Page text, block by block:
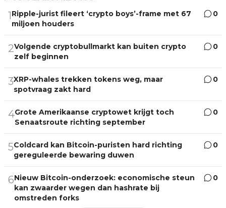
1Ripple-jurist fileert ‘crypto boys’-frame met 67
miljoen houders
0
2Volgende cryptobullmarkt kan buiten crypto
zelf beginnen
0
3XRP-whales trekken tokens weg, maar
spotvraag zakt hard
0
4Grote Amerikaanse cryptowet krijgt toch
Senaatsroute richting september
0
5Coldcard kan Bitcoin-puristen hard richting
gereguleerde bewaring duwen
0
6Nieuw Bitcoin-onderzoek: economische steun
kan zwaarder wegen dan hashrate bij
omstreden forks
0